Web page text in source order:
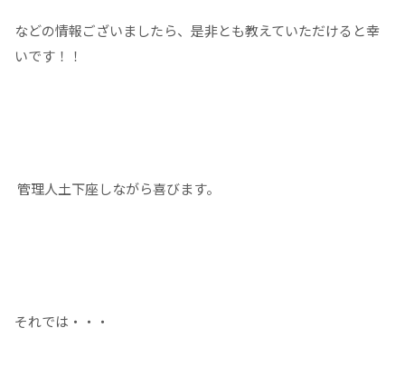
などの情報ございましたら、是非とも教えていただけると幸
いです！！
管理人土下座しながら喜びます。
それでは・・・